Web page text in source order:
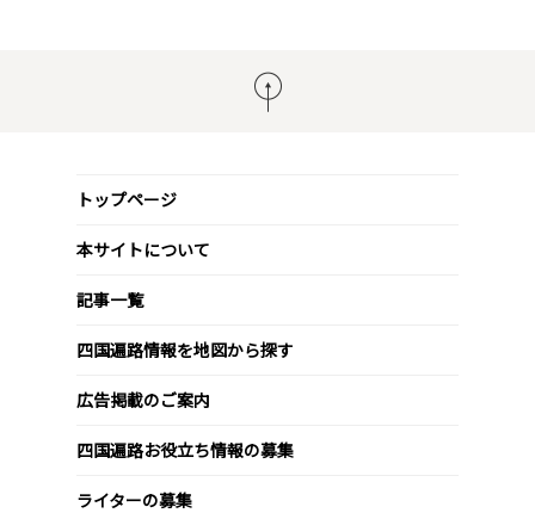
トップページ
本サイトについて
記事一覧
四国遍路情報を地図から探す
広告掲載のご案内
四国遍路お役立ち情報の募集
ライターの募集